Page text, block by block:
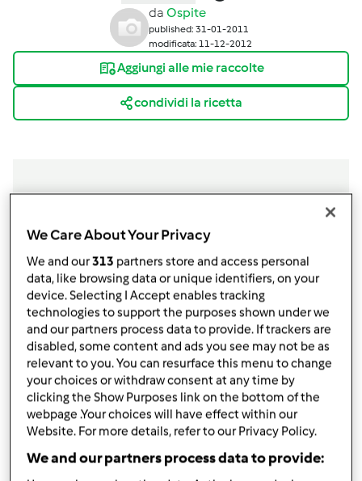
da Ospite
published: 31-01-2011
modificata: 11-12-2012
Aggiungi alle mie raccolte
condividi la ricetta
Ingredienti
230 gr. di farina 00
100 gr. di mandorle spellate
100 gr. di burro morbido
un uovo intero
un tuorlo
100 gr di zucchero
unpizzicodi sale
mezzocucchiaino
di lievito per dolci
Per decorare:
vellutata
We Care About Your Privacy
We and our313 partners store and access personal
data, like browsing data or unique identifiers, on your
device. Selecting I Accept enables tracking
technologies to support the purposes shown under we
and our partners process data to provide. If trackers are
disabled, some content and ads you see may not be as
relevant to you. You can resurface this menu to change
your choices or withdraw consent at any time by
clicking the Show Purposes link on the bottom of the
webpage .Your choices will have effect within our
Website. For more details, refer to our Privacy Policy.
We and our partners process data to provide: